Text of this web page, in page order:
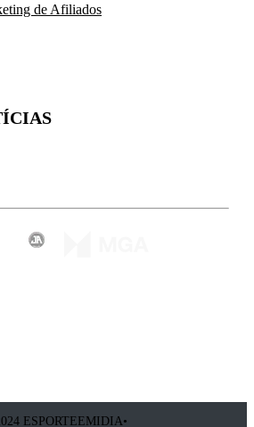
de Afiliados
ESPORTEEMIDIA•